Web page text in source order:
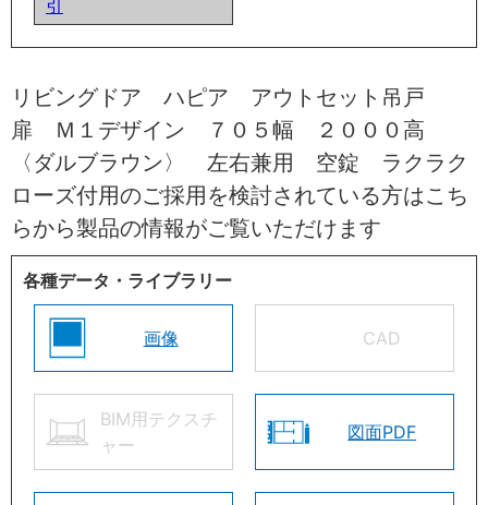
引
リビングドア ハピア アウトセット吊戸
扉 Ｍ１デザイン ７０５幅 ２０００高
〈ダルブラウン〉 左右兼用 空錠 ラクラク
ローズ付用のご採用を検討されている方はこち
らから製品の情報がご覧いただけます
各種データ・ライブラリー
画像 CAD
BIM用テクスチ
ャー
図面PDF